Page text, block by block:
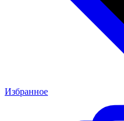
Избранное